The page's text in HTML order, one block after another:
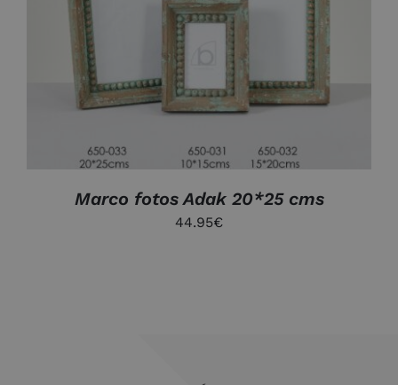
AÑADIR AL CARRITO
DETALLES
Marco fotos Adak 20*25 cms
44.95€